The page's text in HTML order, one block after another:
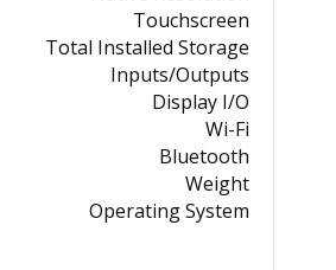
Touchscreen
Total Installed Storage
Inputs/Outputs
Display I/O
Wi-Fi
Bluetooth
Weight
Operating System